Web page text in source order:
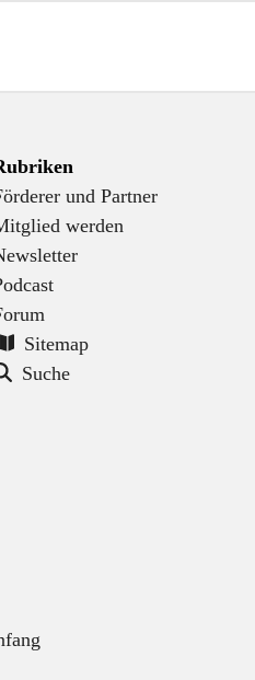
und Partner
werden
Sitemap
Suche